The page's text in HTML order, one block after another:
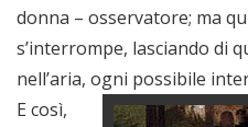
donna – osservatore; ma
s’interrompe, lasciando di
nell’aria, ogni possibile
E così,